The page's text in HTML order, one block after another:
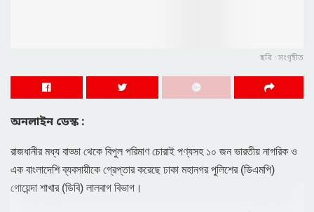
ছবি : সংগৃহীত
অনলাইন ডেস্ক :
রাজধানীর মধ্য বাড্ডা থেকে বিপুল পরিমাণ চোরাই পণ্যসহ ১০ জন ভারতীয় নাগরিক ও
এক বাংলাদেশি ব্যবসায়ীকে গ্রেপ্তার করেছে ঢাকা মহানগর পুলিশের (ডিএমপি)
গোয়েন্দা শাখার (ডিবি) লালবাগ বিভাগ।